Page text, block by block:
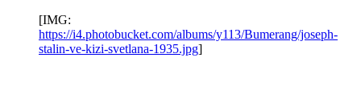
[IMG:
https://i4.photobucket.com/albums/y113/Bumerang/joseph-
stalin-ve-kizi-svetlana-1935.jpg]